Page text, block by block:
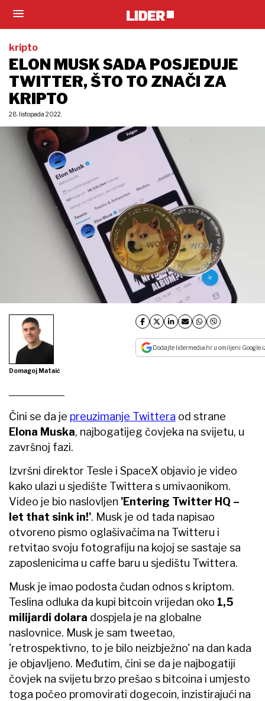
kripto
ELON MUSK SADA POSJEDUJE
TWITTER, ŠTO TO ZNAČI ZA
KRIPTO
28. listopada 2022.
Domagoj Mataić
Dodajte lidermedia.hr u omiljeni Google
Čini se da je preuzimanje Twittera od strane
Elona Muska, najbogatijeg čovjeka na svijetu, u
završnoj fazi.
Izvršni direktor Tesle i SpaceX objavio je video
kako ulazi u sjedište Twittera s umivaonikom.
Video je bio naslovljen 'Entering Twitter HQ –
let that sink in!'. Musk je od tada napisao
otvoreno pismo oglašivačima na Twitteru i
retvitao svoju fotografiju na kojoj se sastaje sa
zaposlenicima u caffe baru u sjedištu Twittera.
Musk je imao podosta čudan odnos s kriptom.
Teslina odluka da kupi bitcoin vrijedan oko 1,5
milijardi dolara dospjela je na globalne
naslovnice. Musk je sam tweetao,
'retrospektivno, to je bilo neizbježno' na dan kada
je objavljeno. Međutim, čini se da je najbogatiji
čovjek na svijetu brzo prešao s bitcoina i umjesto
toga počeo promovirati dogecoin, inzistirajući na